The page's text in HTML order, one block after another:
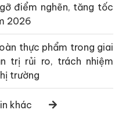
điểm nghẽn, tăng tốc
2026
thực phẩm trong giai
trị rủi ro, trách nhiệm
trường
khác